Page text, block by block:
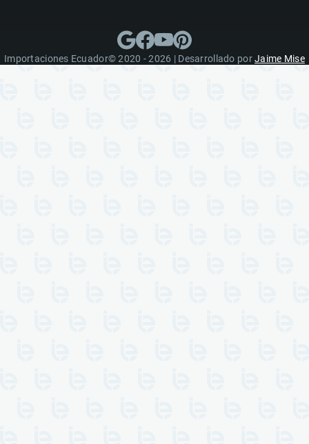
Importaciones Ecuador© 2020 - 2026 | Desarrollado porJaime Mise